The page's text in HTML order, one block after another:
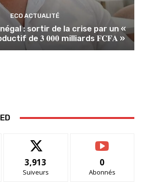
ECO ACTUALITÉ
: sortir de la crise par un «
de 𝟑 𝟎𝟎𝟎 milliards 𝐅𝐂𝐅𝐀 »
3,913
Suiveurs
0
Abonnés